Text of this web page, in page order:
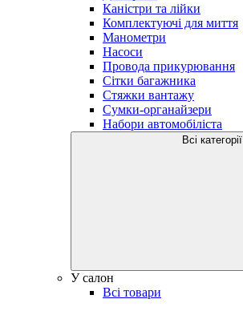
Каністри та лійки
Комплектуючі для миття
Манометри
Насоси
Провода прикурювання
Сітки багажника
Стяжки вантажу
Сумки-органайзери
Набори автомобіліста
Всі категорії
У салон
Всі товари